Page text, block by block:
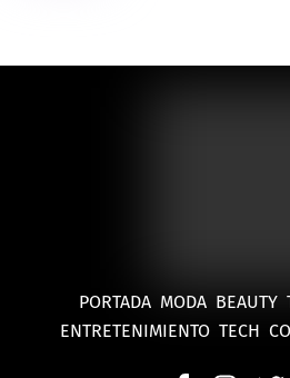
PORTADA MODA BEAUTY
ENTRETENIMIENTO TECH